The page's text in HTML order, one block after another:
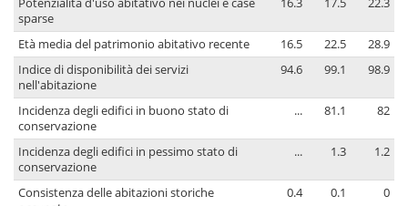
Potenzialità d'uso abitativo nei nuclei e case
sparse
16.3 17.5 22.3
Età media del patrimonio abitativo recente 16.5 22.5
28.9
Indice di disponibilità dei servizi
nell'abitazione
94.6 99.1 98.9
Incidenza degli edifici in buono stato di
conservazione
... 81.1 82
Incidenza degli edifici in pessimo stato di
conservazione
... 1.3 1.2
Consistenza delle abitazioni storiche
0.4 0.1 0